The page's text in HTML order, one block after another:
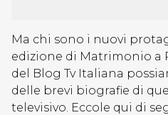
Ma chi sono i nuovi
edizione di Matrimonio a
del Blog Tv Italiana
delle brevi biografie di
televisivo. Eccole qui di